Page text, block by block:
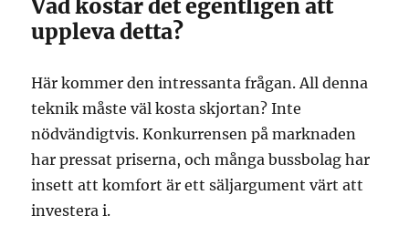
Vad kostar det egentligen att
uppleva detta?
Här kommer den intressanta frågan. All denna
teknik måste väl kosta skjortan? Inte
nödvändigtvis. Konkurrensen på marknaden
har pressat priserna, och många bussbolag har
insett att komfort är ett säljargument värt att
investera i.